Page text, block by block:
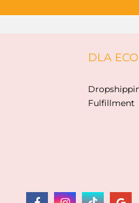
AKSJOMAT
DLA
Fulfillment